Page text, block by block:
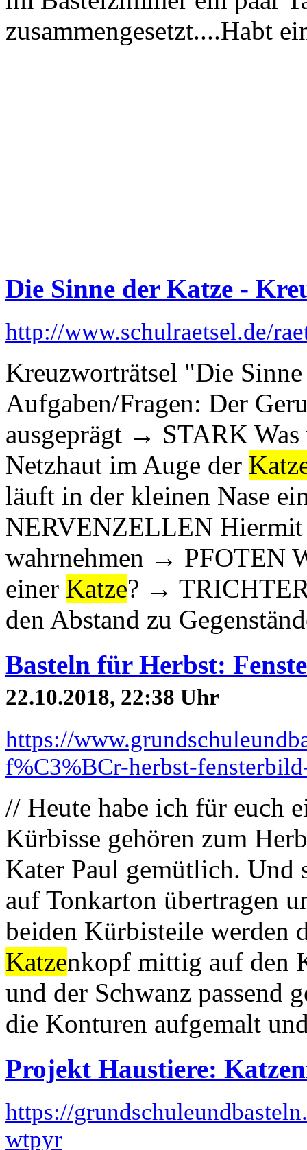
zusammengesetzt....Habt
Die Sinne der Katze -
http://www.schulraetsel.de/
Kreuzworträtsel "Die
Aufgaben/Fragen: Der
ausgeprägt → STARK
Netzhaut im Auge der
läuft in der kleinen Nase
NERVENZELLEN
wahrnehmen → PFOTEN
einer Katze? →
den Abstand zu
Basteln für Herbst:
22.10.2018, 22:38 Uhr
https://
f%C3%BCr-herbst-
// Heute habe ich für euch
Kürbisse gehören zum
Kater Paul gemütlich. Und
auf Tonkarton übertragen
beiden Kürbisteile werden
Katzenkopf mittig auf den
und der Schwanz passend
die Konturen aufgemalt
Projekt Haustiere:
https://
wtpyr